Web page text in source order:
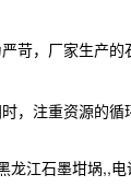
苛，厂家生产
，注重资源的
龙江石墨坩埚,,